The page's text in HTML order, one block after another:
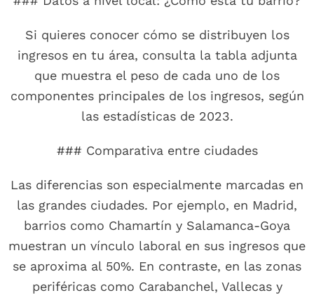
Si quieres conocer cómo se distribuyen los
ingresos en tu área, consulta la tabla adjunta
que muestra el peso de cada uno de los
componentes principales de los ingresos, según
las estadísticas de 2023.
### Comparativa entre ciudades
Las diferencias son especialmente marcadas en
las grandes ciudades. Por ejemplo, en Madrid,
barrios como Chamartín y Salamanca-Goya
muestran un vínculo laboral en sus ingresos que
se aproxima al 50%. En contraste, en las zonas
periféricas como Carabanchel, Vallecas y